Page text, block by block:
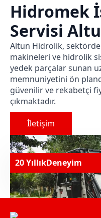
Hidromek
Servisi
Altun Hidrolik,
makineleri ve hidrolik
yedek parçalar sunan
memnuniyetini ön
güvenilir ve rekabetçi
çıkmaktadır.
İletişim
20 YıllıkDeneyim